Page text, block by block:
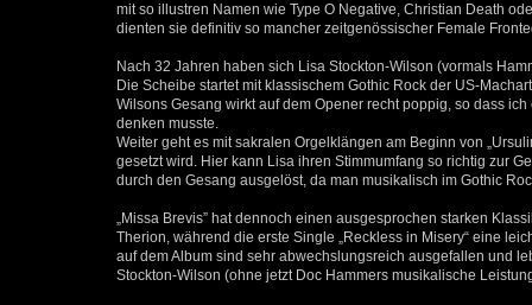
mit so illustren Namen wie Type O Negative, Christian Death
dienten sie definitiv so mancher zeitgenössischer Female
Nach 32 Jahren haben sich Lisa Stockton-Wilson (vormals
Die Scheibe startet mit klassischem Gothic Rock der US-
Wilsons Gesang wirkt auf dem Opener recht poppig, so dass
denken musste.
Weiter geht es mit sakralen Orgelklängen am Beginn von
gesetzt wird. Hier kann Lisa ihren Stimmumfang so richtig zur
durch den Gesang ausgelöst, da man musikalisch im Gothic
„Missa Brevis” hat dennoch einen ausgesprochen starken
Therion, während die erste Single „Reckless in Misery“ eine
auf dem Album sind sehr abwechslungsreich ausgefallen und
Stockton-Wilson (ohne jetzt Doc Hammers musikalische